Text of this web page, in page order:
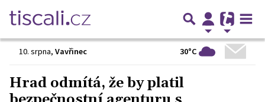
10. srpna, Vavřinec 30°C
Hrad odmítá, že by platil